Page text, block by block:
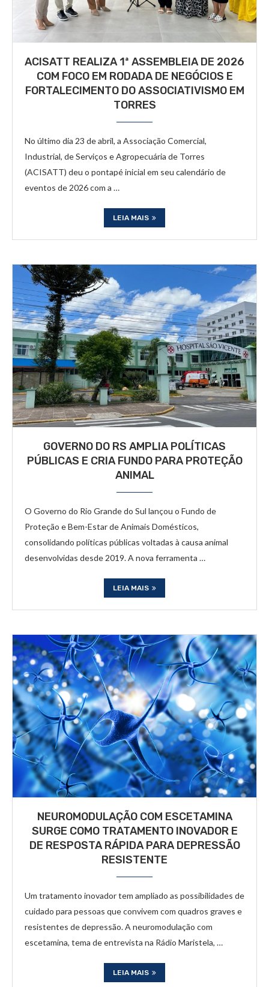
ACISATT REALIZA 1ª ASSEMBLEIA DE 2026
COM FOCO EM RODADA DE NEGÓCIOS E
FORTALECIMENTO DO ASSOCIATIVISMO EM
TORRES
No último dia 23 de abril, a Associação Comercial,
Industrial, de Serviços e Agropecuária de Torres
(ACISATT) deu o pontapé inicial em seu calendário de
eventos de 2026 com a …
LEIA MAIS
GOVERNO DO RS AMPLIA POLÍTICAS
PÚBLICAS E CRIA FUNDO PARA PROTEÇÃO
ANIMAL
O Governo do Rio Grande do Sul lançou o Fundo de
Proteção e Bem-Estar de Animais Domésticos,
consolidando políticas públicas voltadas à causa animal
desenvolvidas desde 2019. A nova ferramenta …
LEIA MAIS
NEUROMODULAÇÃO COM ESCETAMINA
SURGE COMO TRATAMENTO INOVADOR E
DE RESPOSTA RÁPIDA PARA DEPRESSÃO
RESISTENTE
Um tratamento inovador tem ampliado as possibilidades de
cuidado para pessoas que convivem com quadros graves e
resistentes de depressão. A neuromodulação com
escetamina, tema de entrevista na Rádio Maristela, …
LEIA MAIS